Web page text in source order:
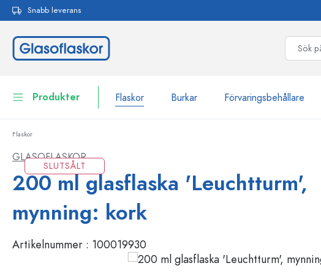
Hoppa till huvudnavigering
Snabb leverans
Produkter Flaskor Burkar Förvaringsbehållare
Burkar
Flaskor efter märke
Flaskor med patentkork
Flaskor
GLASOFLASKOR
200 ml glasflaska 'Leuchtturm',
mynning: kork
Artikelnummer : 100019930
SLUTSÅLT